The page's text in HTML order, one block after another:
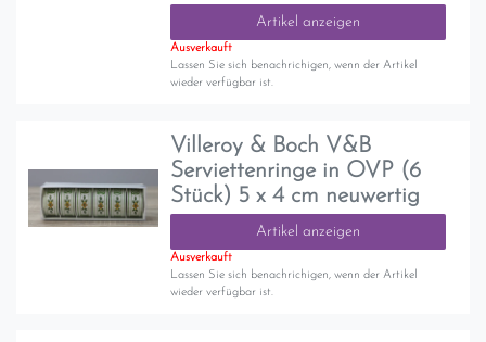
Artikel anzeigen
Ausverkauft
Lassen Sie sich benachrichigen, wenn der Artikel
wieder verfügbar ist.
Villeroy & Boch V&B
Serviettenringe in OVP (6
Stück) 5 x 4 cm neuwertig
Artikel anzeigen
Ausverkauft
Lassen Sie sich benachrichigen, wenn der Artikel
wieder verfügbar ist.